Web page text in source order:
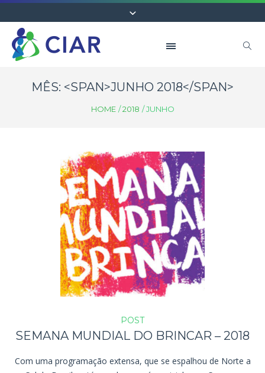
MÊS: <SPAN>JUNHO 2018</SPAN>
HOME /2018 /JUNHO
POST
SEMANA MUNDIAL DO BRINCAR – 2018
Com uma programação extensa, que se espalhou de Norte a